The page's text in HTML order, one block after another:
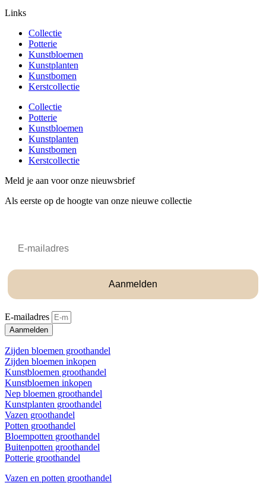
Links
Collectie
Potterie
Kunstbloemen
Kunstplanten
Kunstbomen
Kerstcollectie
Collectie
Potterie
Kunstbloemen
Kunstplanten
Kunstbomen
Kerstcollectie
Meld je aan voor onze nieuwsbrief
Als eerste op de hoogte van onze nieuwe collectie
Aanmelden
E-mailadres
Aanmelden
Zijden bloemen groothandel
Zijden bloemen inkopen
Kunstbloemen groothandel
Kunstbloemen inkopen
Nep bloemen groothandel
Kunstplanten groothandel
Vazen groothandel
Potten groothandel
Bloempotten groothandel
Buitenpotten groothandel
Potterie groothandel
Vazen en potten groothandel